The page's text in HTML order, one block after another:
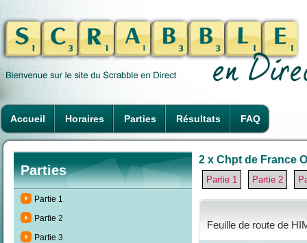
Accueil Horaires Parties Résultats FAQ
Parties
Partie 1
Partie 2
Partie 3
2 x Chpt de France
Partie 1 Partie 2
Feuille de route de